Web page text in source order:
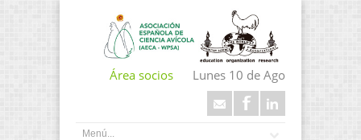
Área socios Lunes 10 de Ago